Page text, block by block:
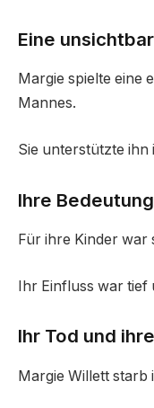
Eine
Margie spielte eine
Mannes.
Sie unterstützte ihn
Ihre
Für ihre Kinder war
Ihr Einfluss war tief
Ihr Tod und
Margie Willett starb